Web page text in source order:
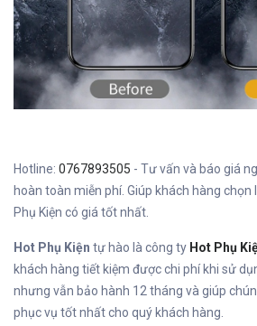
Hotline: 0767893505 - Tư vấn và báo giá
hoàn toàn miễn phí. Giúp khách hàng
Phụ Kiện có giá tốt nhất.
Hot Phụ Kiện tự hào là công ty Hot Phụ
khách hàng tiết kiệm được chi phí khi sử
nhưng vẫn bảo hành 12 tháng và giúp
phục vụ tốt nhất cho quý khách hàng.